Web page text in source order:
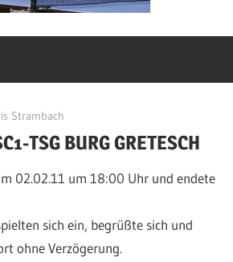
Strambach
TSG BURG GRETESCH
02.02.11 um 18:00 Uhr und endete
sich ein, begrüßte sich und
ohne Verzögerung.